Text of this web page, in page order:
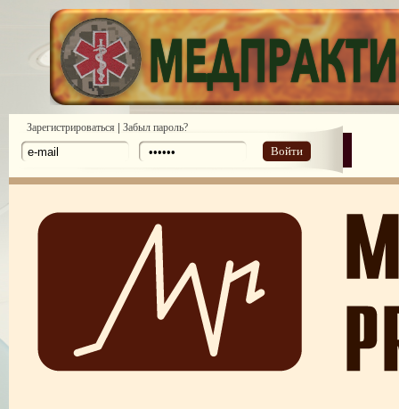
Зарегистрироваться | Забыл пароль?
Войти